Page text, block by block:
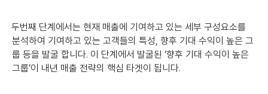
두번째 단계에서는 현재 매출에 기여하고 있는 세부 구성요소를
분석하여 기여하고 있는 고객들의 특성, 향후 기대 수익이 높은 그
룹 등을 발굴 합니다. 이 단계에서 발굴된 ‘향후 기대 수익이 높은
그룹’이 내년 매출 전략의 핵심 타겟이 됩니다.